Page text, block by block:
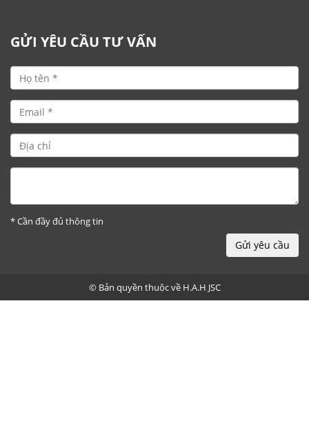
GỬI YÊU CẦU TƯ VẤN
* Cần đầy đủ thông tin
Gửi yêu cầu
© Bản quyền thuộc về H.A.H JSC